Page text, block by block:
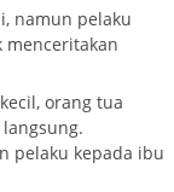
namun pelaku
menceritakan
orang tua
pelaku kepada ibu